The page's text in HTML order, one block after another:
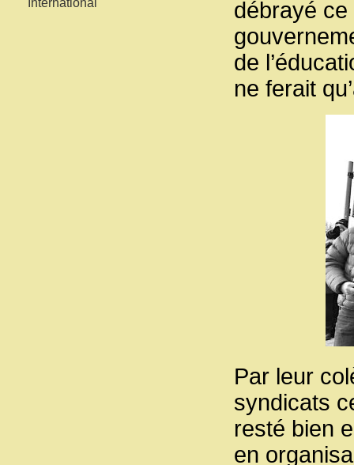
débrayé
de
ne ferait
Par leur
syndicats
resté bien
en